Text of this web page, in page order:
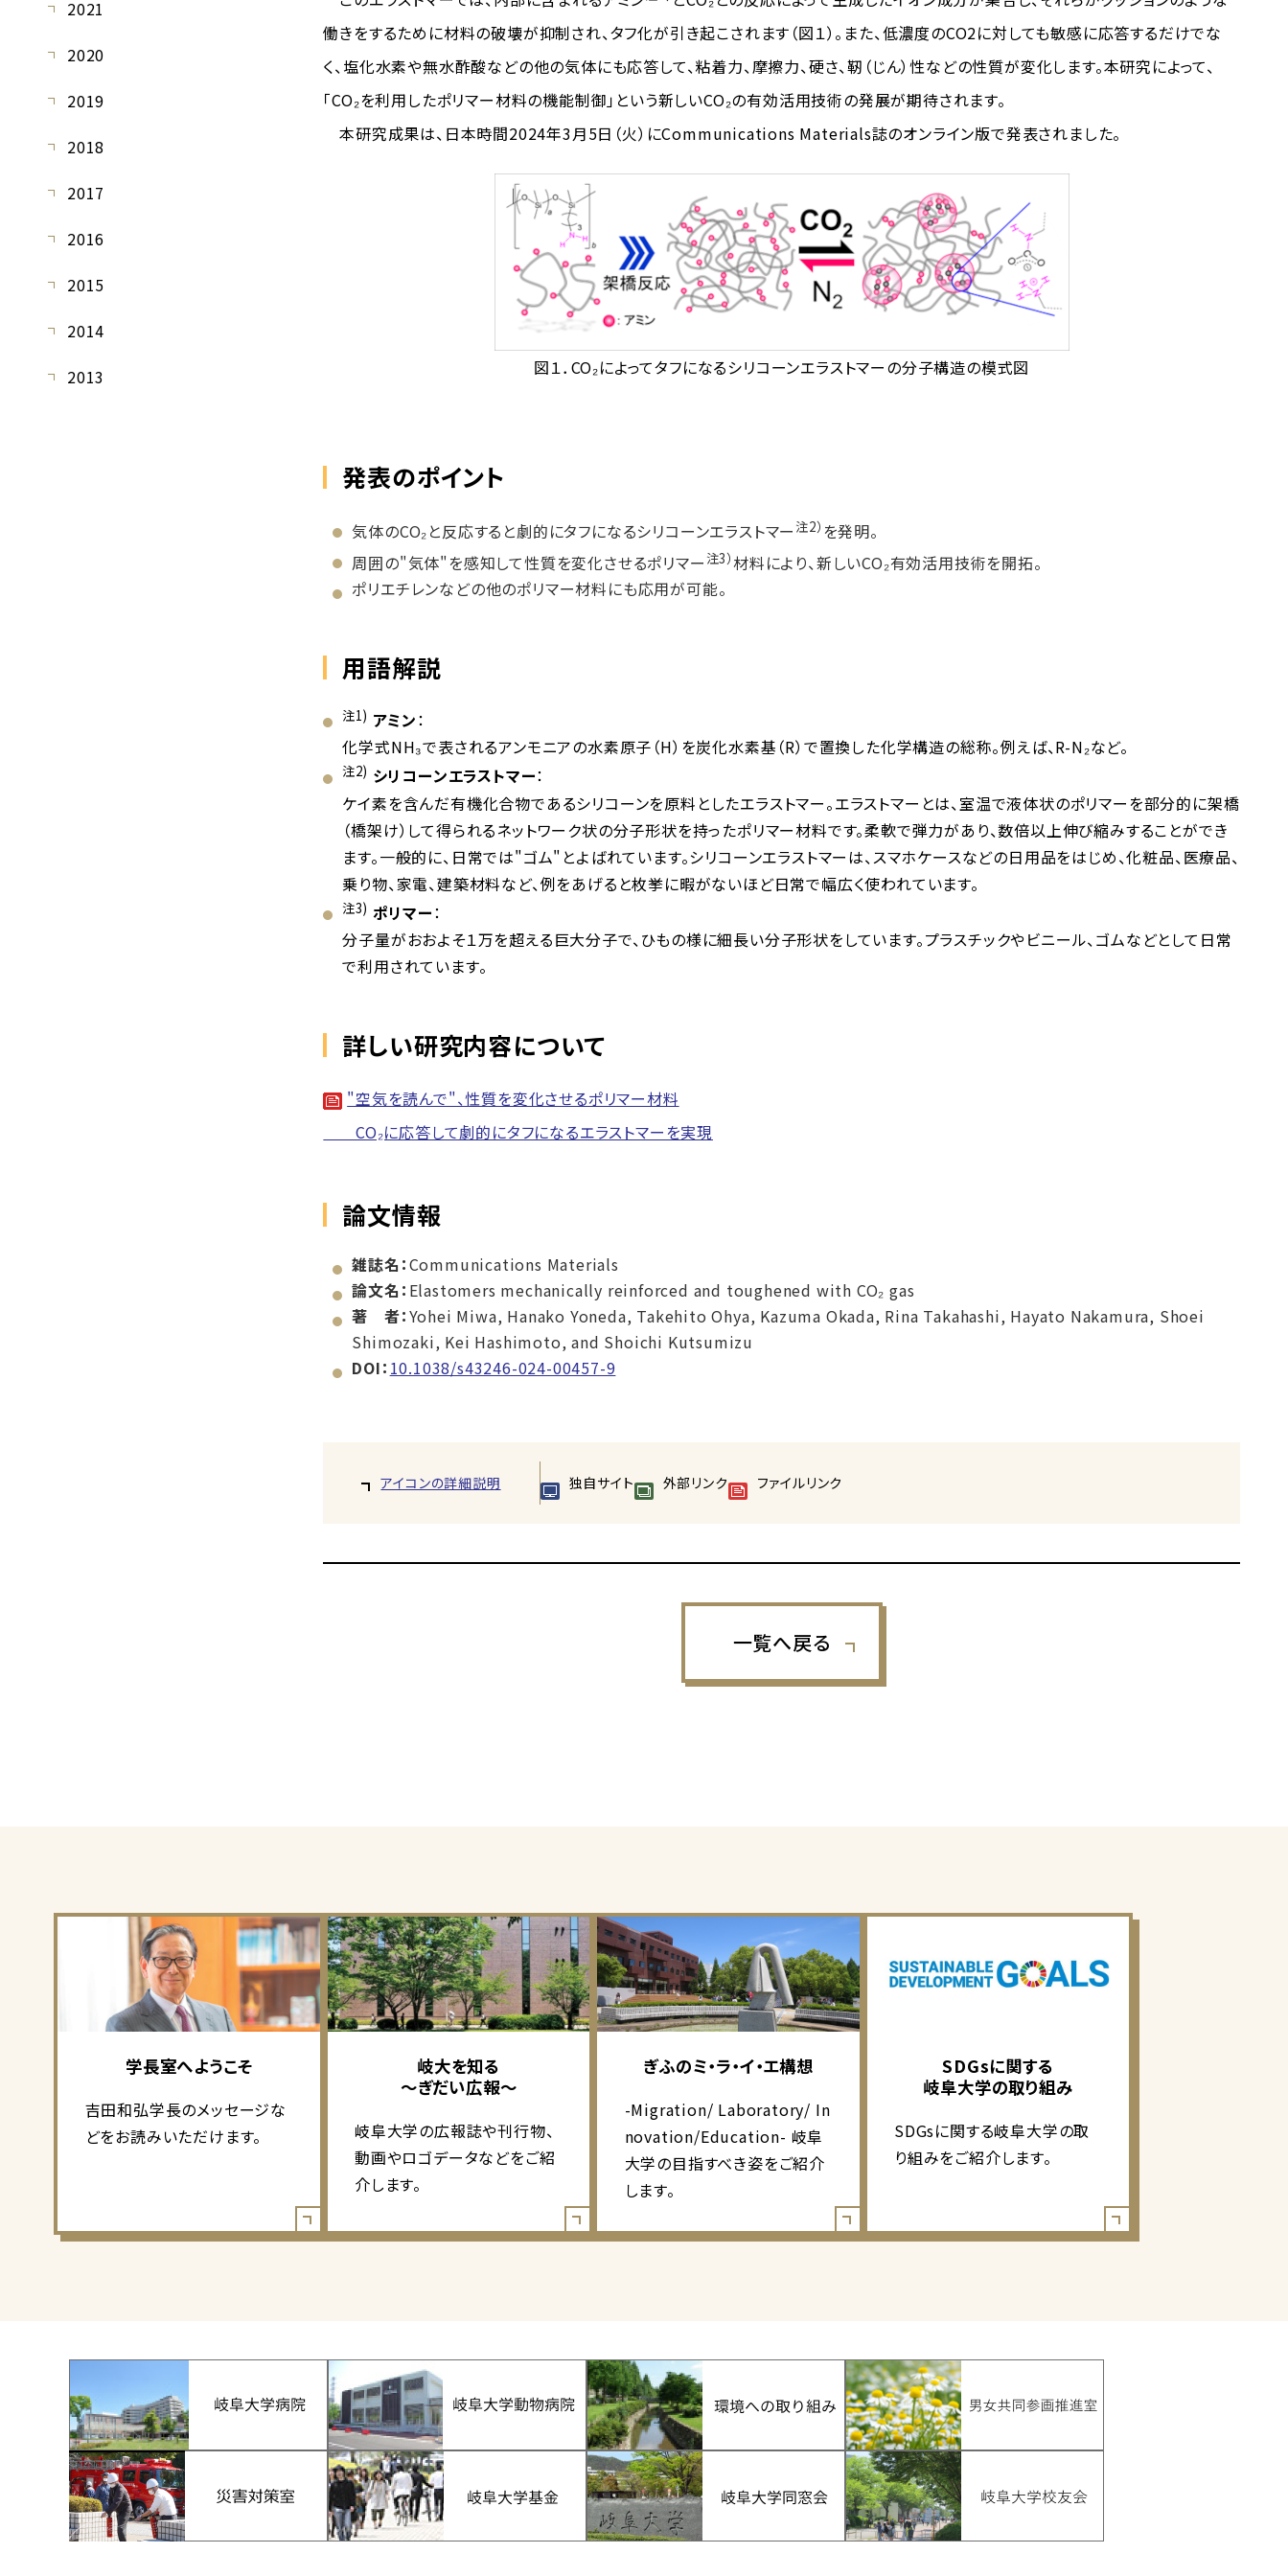
働きをするために材料の破壊が抑制され、タフ化が引き起こされます（図１）。また、低濃度のCO2に対しても敏感に応答するだけでな
く、塩化水素や無水酢酸などの他の気体にも応答して、粘着力、摩擦力、硬さ、靭（じん）性などの性質が変化します。本研究によって、
「CO₂を利用したポリマー材料の機能制御」という新しいCO₂の有効活用技術の発展が期待されます。
本研究成果は、日本時間2024年3月5日（火）にCommunications Materials誌のオンライン版で発表されました。
図１．CO₂によってタフになるシリコーンエラストマーの分子構造の模式図
発表のポイント
気体のCO₂と反応すると劇的にタフになるシリコーンエラストマー 注2） を発明。
周囲の"気体"を感知して性質を変化させるポリマー 注3）材料により、新しいCO₂有効活用技術を開拓。
ポリエチレンなどの他のポリマー材料にも応用が可能。
用語解説
注1) アミン：
化学式NH₃で表されるアンモニアの水素原子（H）を炭化水素基（R）で置換した化学構造の総称。例えば、R-N₂など。
注2) シリコーンエラストマー：
ケイ素を含んだ有機化合物であるシリコーンを原料としたエラストマー。エラストマーとは、室温で液体状のポリマーを部分的に架橋
（橋架け）して得られるネットワーク状の分子形状を持ったポリマー材料です。柔軟で弾力があり、数倍以上伸び縮みすることができ
ます。一般的に、日常では"ゴム"とよばれています。シリコーンエラストマーは、スマホケースなどの日用品をはじめ、化粧品、医療品、
乗り物、家電、建築材料など、例をあげると枚挙に暇がないほど日常で幅広く使われています。
注3) ポリマー：
分子量がおおよそ１万を超える巨大分子で、ひもの様に細長い分子形状をしています。プラスチックやビニール、ゴムなどとして日常
で利用されています。
詳しい研究内容について
"空気を読んで"、性質を変化させるポリマー材料
CO₂に応答して劇的にタフになるエラストマーを実現
論文情報
雑誌名：Communications Materials
論文名： Elastomers mechanically reinforced and toughened with CO₂ gas
著 者：Yohei Miwa, Hanako Yoneda, Takehito Ohya, Kazuma Okada, Rina Takahashi, Hayato Nakamura, Shoei
Shimozaki, Kei Hashimoto, and Shoichi Kutsumizu
DOI： 10.1038/s43246-024-00457-9
アイコンの詳細説明 独自サイト 外部リンク ファイルリンク
一覧へ戻る
2021
2020
2019
2018
2017
2016
2015
2014
2013
学長室へようこそ
吉田和弘学長のメッセージな
どをお読みいただけます。
岐大を知る
～ぎだい広報～
岐阜大学の広報誌や刊行物、
動画やロゴデータなどをご紹
介します。
ぎふのミ・ラ・イ・エ構想
-Migration/ Laboratory/ In
novation/Education- 岐阜
大学の目指すべき姿をご紹介
します。
SDGsに関する
岐阜大学の取り組み
SDGsに関する岐阜大学の取
り組みをご紹介します。